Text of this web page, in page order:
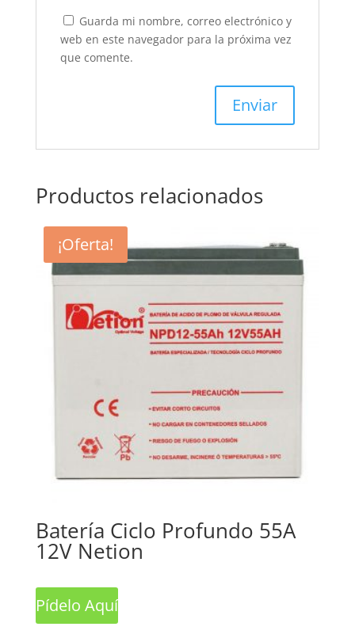
Guarda mi nombre, correo electrónico y
web en este navegador para la próxima vez
que comente.
Productos relacionados
¡Oferta!
Batería Ciclo Profundo 55A
12V Netion
Pídelo Aquí